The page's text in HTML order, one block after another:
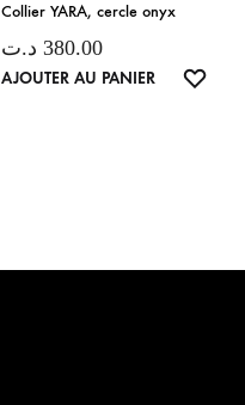
Collier YARA, cercle onyx
380.00 د.ت
AJOUTER AU PANIER